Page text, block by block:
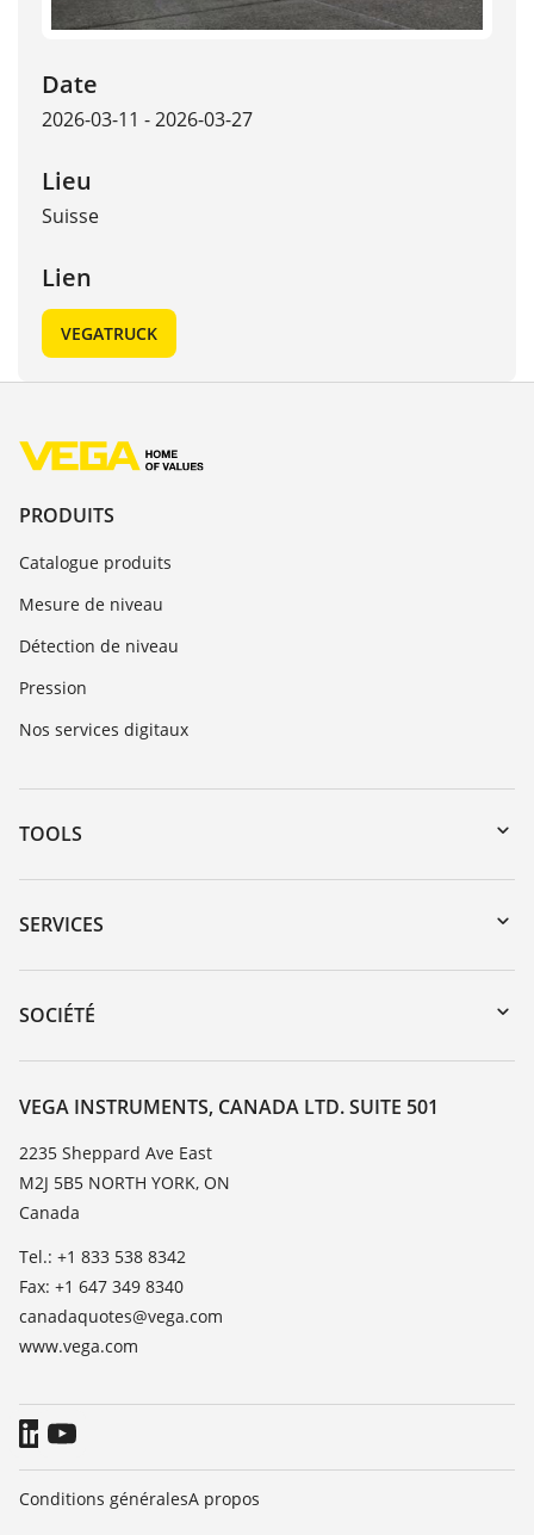
Date
2026-03-11 - 2026-03-27
Lieu
Suisse
Lien
VEGATRUCK
PRODUITS
Catalogue produits
Mesure de niveau
Détection de niveau
Pression
Nos services digitaux
TOOLS
Téléchargements
Recherche par numéro de série
DTM Collection/PACTware
SERVICES
Retour d'appareil
Service client
SOCIÉTÉ
À propos de VEGA
Contact
News
Presse
Blog
VEGA INSTRUMENTS, CANADA LTD. SUITE 501
2235 Sheppard Ave East
M2J 5B5 NORTH YORK, ON
Canada
Tel.: +1 833 538 8342
Fax: +1 647 349 8340
canadaquotes@vega.com
www.vega.com
Conditions généralesA propos